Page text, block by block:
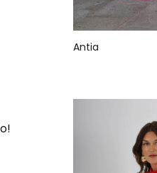
Antia